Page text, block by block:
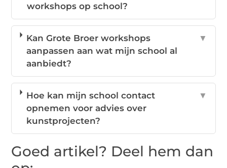
workshops op school?
Kan Grote Broer workshops
aanpassen aan wat mijn school al
aanbiedt?
▼
Hoe kan mijn school contact
opnemen voor advies over
kunstprojecten?
▼
Goed artikel? Deel hem dan